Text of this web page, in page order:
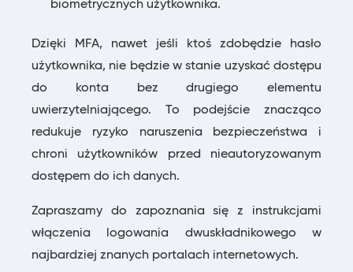
biometrycznych użytkownika.
Dzięki MFA, nawet jeśli ktoś zdobędzie hasło
użytkownika, nie będzie w stanie uzyskać dostępu
do konta bez drugiego elementu
uwierzytelniającego. To podejście znacząco
redukuje ryzyko naruszenia bezpieczeństwa i
chroni użytkowników przed nieautoryzowanym
dostępem do ich danych.
Zapraszamy do zapoznania się z instrukcjami
włączenia logowania dwuskładnikowego w
najbardziej znanych portalach internetowych.